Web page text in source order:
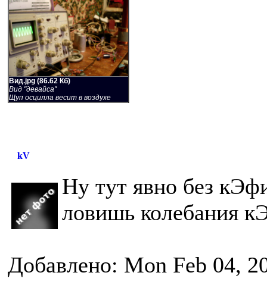
Вид.jpg (86.62 Кб)
Вид "девайса"
Щуп осцилла весит в воздухе
kV
Ну тут явно без
ловишь колебания
Добавлено: Mon Feb 04,